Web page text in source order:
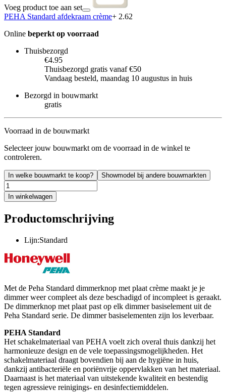
Voeg product toe aan set
PEHA Standard afdekraam crème+ 2.62
Online beperkt op voorraad
Thuisbezorgd
€4.95
Thuisbezorgd gratis vanaf €50
Vandaag besteld, maandag 10 augustus in huis
Bezorgd in bouwmarkt
gratis
Voorraad in de bouwmarkt
Selecteer jouw bouwmarkt om de voorraad in de winkel te
controleren.
In welke bouwmarkt te koop? Showmodel bij andere bouwmarkten
In winkelwagen
Productomschrijving
Lijn:Standard
Met de Peha Standard dimmerknop met plaat crème maakt je je
dimmer weer compleet als deze beschadigd of incompleet is geraakt.
De dimmerknop met plaat past op elk dimmer basiselement uit de
Peha Standard serie. De dimmer basiselementen zijn los leverbaar.
PEHA Standard
Het schakelmateriaal van PEHA voelt zich overal thuis dankzij het
harmonieuze design en de vele toepassingsmogelijkheden. Het
schakelmateriaal draagt bovendien bij aan de hygiëne in huis,
dankzij antibacteriële en poriënvrije oppervlakken van het materiaal.
Daarnaast is het materiaal van uitstekende kwaliteit en bestendig
tegen agressieve reinigings- en desinfectiemiddelen.